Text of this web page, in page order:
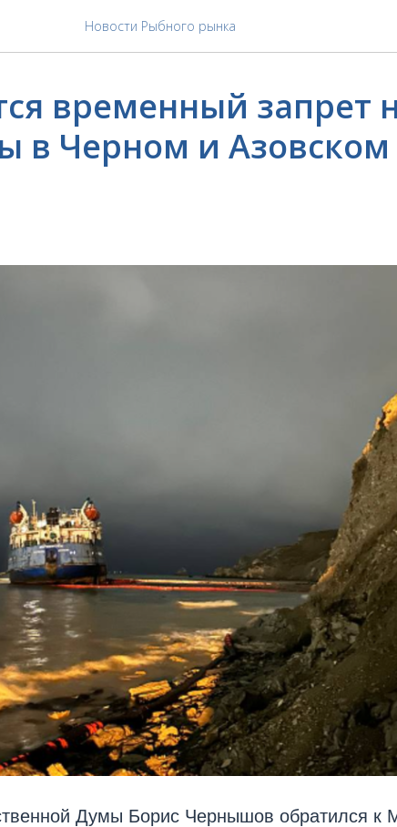
Новости Рыбного рынка
временный запрет
в Черном и Азовском
Думы Борис Чернышов обратился к